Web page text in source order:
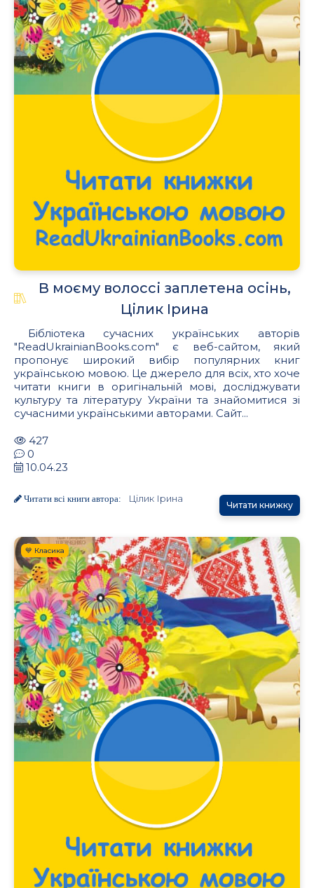
В моєму волоссі заплетена осінь,
Цілик Ірина
Бібліотека сучасних українських авторів
"ReadUkrainianBooks.com" є веб-сайтом, який
пропонує широкий вибір популярних книг
українською мовою. Це джерело для всіх, хто хоче
читати книги в оригінальній мові, досліджувати
культуру та літературу України та знайомитися зі
сучасними українськими авторами. Сайт...
427
0
10.04.23
Читати всі книги автора: Цілик Ірина
Читати книжку
💙 Класика